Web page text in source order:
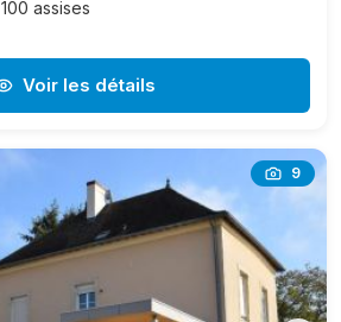
100 assises
Voir les détails
9